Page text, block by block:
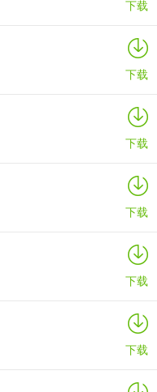
议尽可能的选择能清兵的招
下载
下载
下载
下载
下载
下载